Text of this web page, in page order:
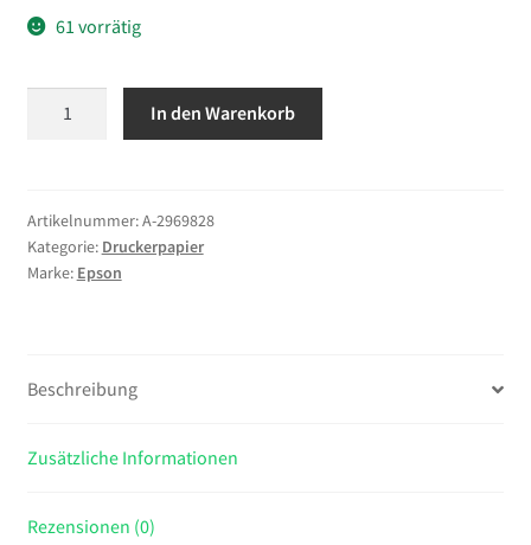
61 vorrätig
Quality
Inkjet
Paper
50
Menge
In den Warenkorb
Artikelnummer:A-2969828
Kategorie: Druckerpapier
Marke: Epson
Beschreibung
Zusätzliche Informationen
Rezensionen (0)